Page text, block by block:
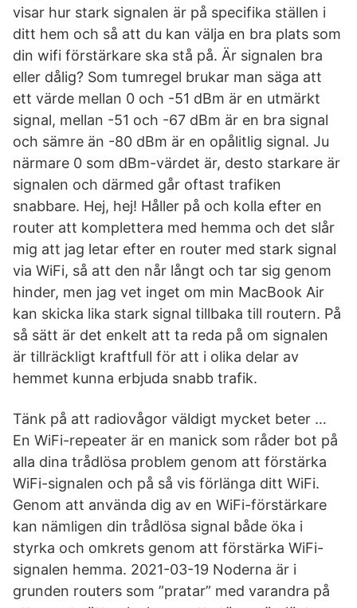
visar hur stark signalen är på specifika ställen i
ditt hem och så att du kan välja en bra plats som
din wifi förstärkare ska stå på. Är signalen bra
eller dålig? Som tumregel brukar man säga att
ett värde mellan 0 och -51 dBm är en utmärkt
signal, mellan -51 och -67 dBm är en bra signal
och sämre än -80 dBm är en opålitlig signal. Ju
närmare 0 som dBm-värdet är, desto starkare är
signalen och därmed går oftast trafiken
snabbare. Hej, hej! Håller på och kolla efter en
router att komplettera med hemma och det slår
mig att jag letar efter en router med stark signal
via WiFi, så att den når långt och tar sig genom
hinder, men jag vet inget om min MacBook Air
kan skicka lika stark signal tillbaka till routern. På
så sätt är det enkelt att ta reda på om signalen
är tillräckligt kraftfull för att i olika delar av
hemmet kunna erbjuda snabb trafik.
Tänk på att radiovågor väldigt mycket beter …
En WiFi-repeater är en manick som råder bot på
alla dina trådlösa problem genom att förstärka
WiFi-signalen och på så vis förlänga ditt WiFi.
Genom att använda dig av en WiFi-förstärkare
kan nämligen din trådlösa signal både öka i
styrka och omkrets genom att förstärka WiFi-
signalen hemma. 2021-03-19 Noderna är i
grunden routers som ”pratar” med varandra på